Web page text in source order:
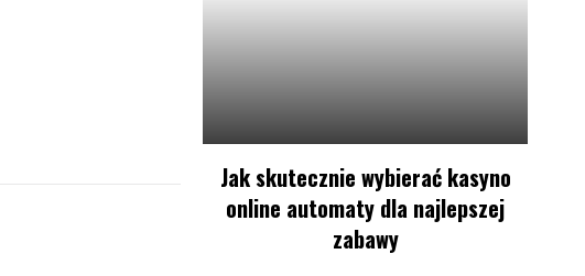
Jak skutecznie wybierać kasyno
online automaty dla najlepszej
zabawy